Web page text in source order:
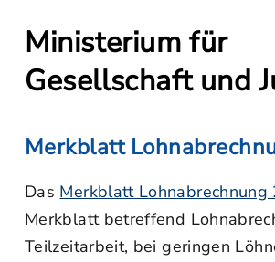
Ministerium für
Gesellschaft und
Merkblatt
Das Merkblatt Lohnabrechnung
Merkblatt betreffend
Teilzeitarbeit, bei geringen